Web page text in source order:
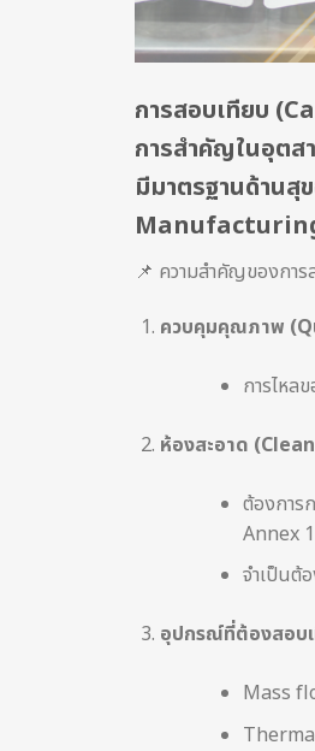
การสอบเทียบ
การสำคัญในอุตส
มีมาตรฐานด้านสุ
📌 ความสำคัญของการ
ควบคุมคุณภาพ (
การไหล
ห้องสะอาด (
ต้องการ
Annex 1
จำเป็นต้
อุปกรณ์ที่ต้องสอบ
Mass